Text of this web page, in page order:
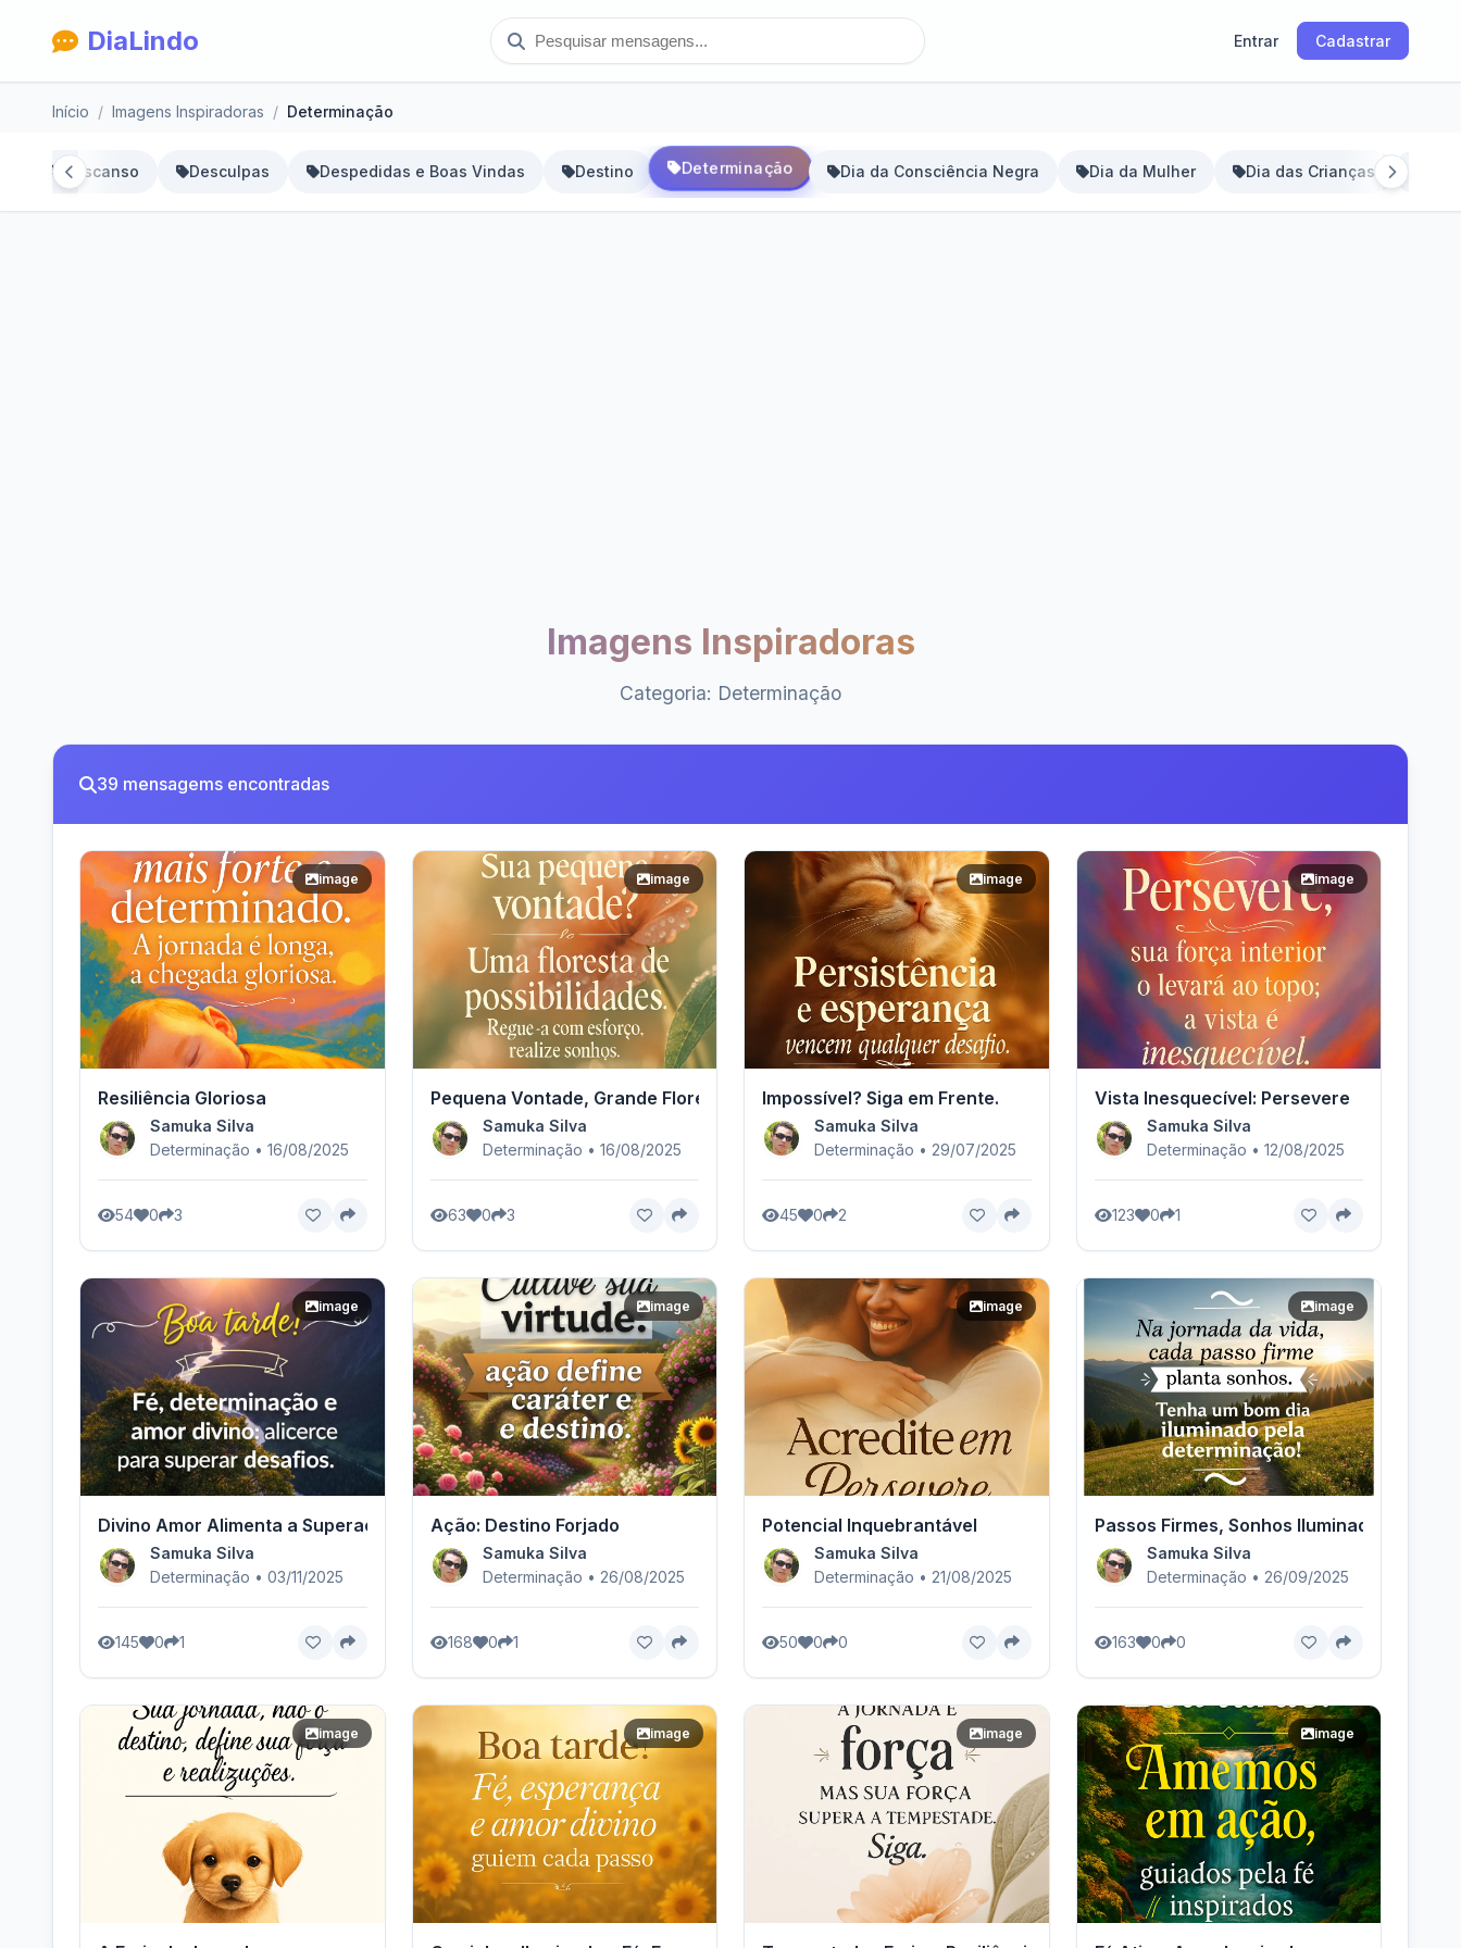
DiaLindo Entrar Cadastrar
Início Imagens Inspiradoras Determinação
Descanso Desculpas Despedidas e Boas Vindas Destino Determinação Dia da Consciência Negra Dia da Mulher Dia das Crianças
Imagens Inspiradoras
Categoria: Determinação
39 mensagems encontradas
image
Resiliência Gloriosa
Samuka Silva
Determinação • 16/08/2025
54 0 3
image
Pequena Vontade, Grande Floresta
Samuka Silva
Determinação • 16/08/2025
63 0 3
image
Impossível? Siga em Frente.
Samuka Silva
Determinação • 29/07/2025
45 0 2
image
Vista Inesquecível: Persevere
Samuka Silva
Determinação • 12/08/2025
123 0 1
image
Divino Amor Alimenta a Superação
Samuka Silva
Determinação • 03/11/2025
145 0 1
image
Ação: Destino Forjado
Samuka Silva
Determinação • 26/08/2025
168 0 1
image
Potencial Inquebrantável
Samuka Silva
Determinação • 21/08/2025
50 0 0
image
Passos Firmes, Sonhos Iluminados
Samuka Silva
Determinação • 26/09/2025
163 0 0
image image image image